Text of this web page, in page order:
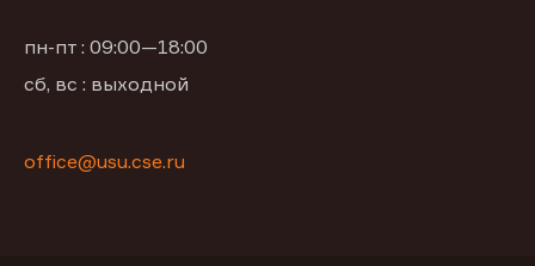
пн-пт : 09:00—18:00
сб, вс : выходной
office@usu.cse.ru